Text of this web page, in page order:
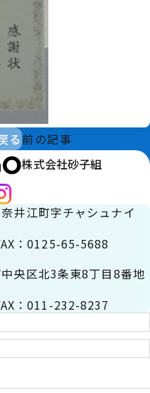
る前の記事
株式会社砂子組
井江町字チャシュナイ
：0125-65-5688
央区北3条東8丁目8番地
：011-232-8237